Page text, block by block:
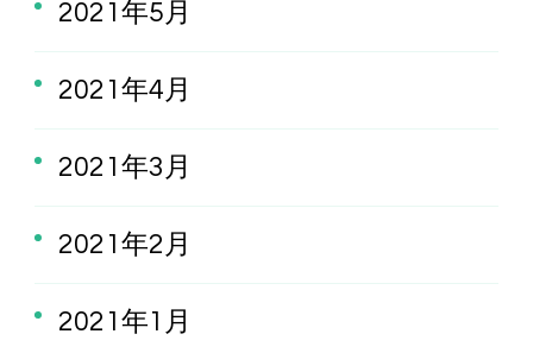
2021年5月
2021年4月
2021年3月
2021年2月
2021年1月